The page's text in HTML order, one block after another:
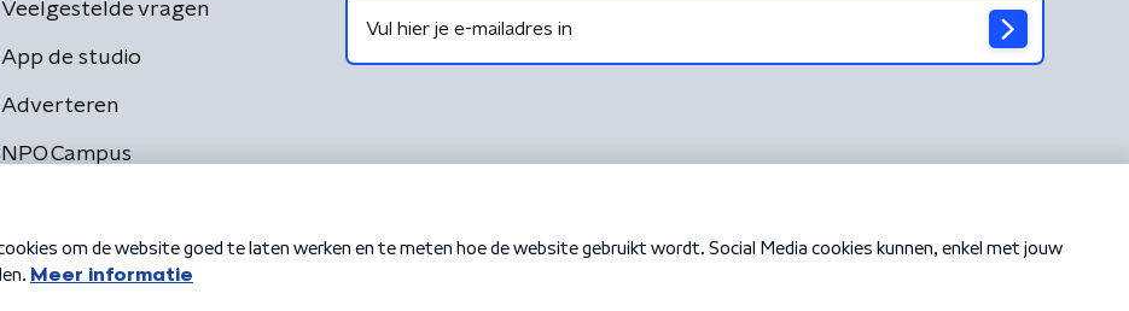
Veelgestelde vragen
App de studio
Adverteren
NPO Campus